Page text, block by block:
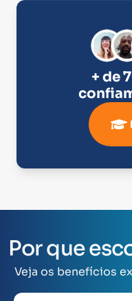
+ de
Por que
Veja os benefícios